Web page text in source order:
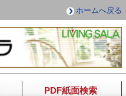
ホームへ戻る
PDF紙面検索